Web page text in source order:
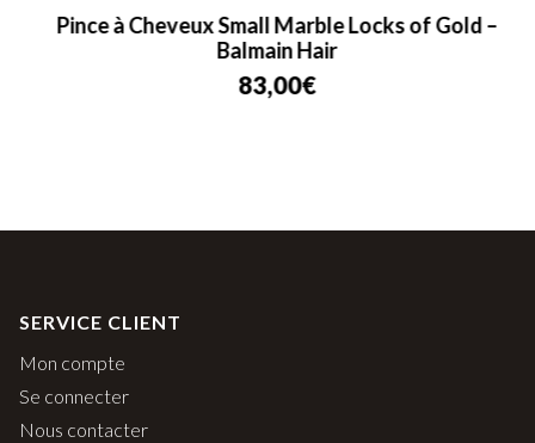
Pince à Cheveux Small Marble Locks of Gold –
Balmain Hair
83,00€
SERVICE CLIENT
Mon compte
Se connecter
Nous contacter